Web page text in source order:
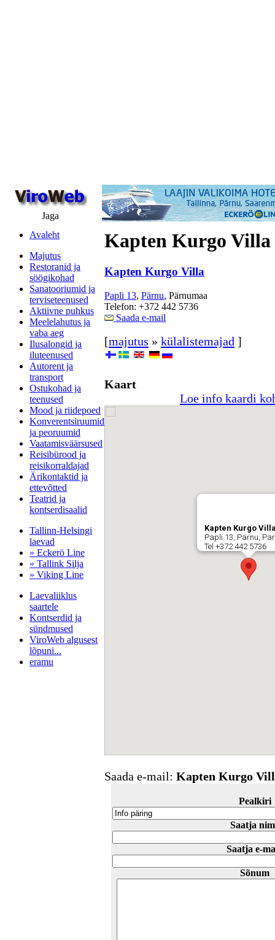
Jaga
Avaleht
Majutus
Restoranid ja
söögikohad
Sanatooriumid ja
terviseteenused
Aktiivne puhkus
Meelelahutus ja
vaba aeg
Ilusalongid ja
iluteenused
Autorent ja
transport
Ostukohad ja
teenused
Mood ja riidepoed
Konverentsiruumid
ja peoruumid
Vaatamisväärsused
Reisibürood ja
reisikorraldajad
Ärikontaktid ja
ettevõtted
Teatrid ja
kontserdisaalid
Tallinn-Helsingi
laevad
» Eckerö Line
» Tallink Silja
» Viking Line
Laevaliiklus
saartele
Kontserdid ja
sündmused
ViroWeb algusest
lõpuni...
eramu
Kapten Kurgo Villa
Kapten Kurgo Villa
Papli 13, Pärnu, Pärnumaa
Telefon: +372 442 5736
Saada e-mail
[majutus » külalistemajad ]
Kaart
Loe info kaardi
Kapten Kurgo
Papli 13, Pärnu,
Tel +372 442 5736
Saada e-mail: Kapten Kurgo
Pealkiri
Saatja
Saatja e-
Sõnum